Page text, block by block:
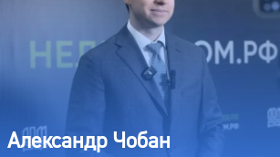
Александр Чобан